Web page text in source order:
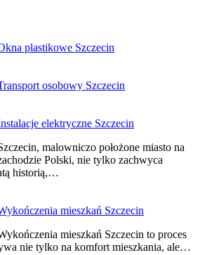
plastikowe Szczecin
osobowy Szczecin
elektryczne Szczecin
malowniczo położone miasto na
Polski, nie tylko zachwyca
historią,…
mieszkań Szczecin
mieszkań Szczecin to proces
nie tylko na komfort mieszkania, ale…